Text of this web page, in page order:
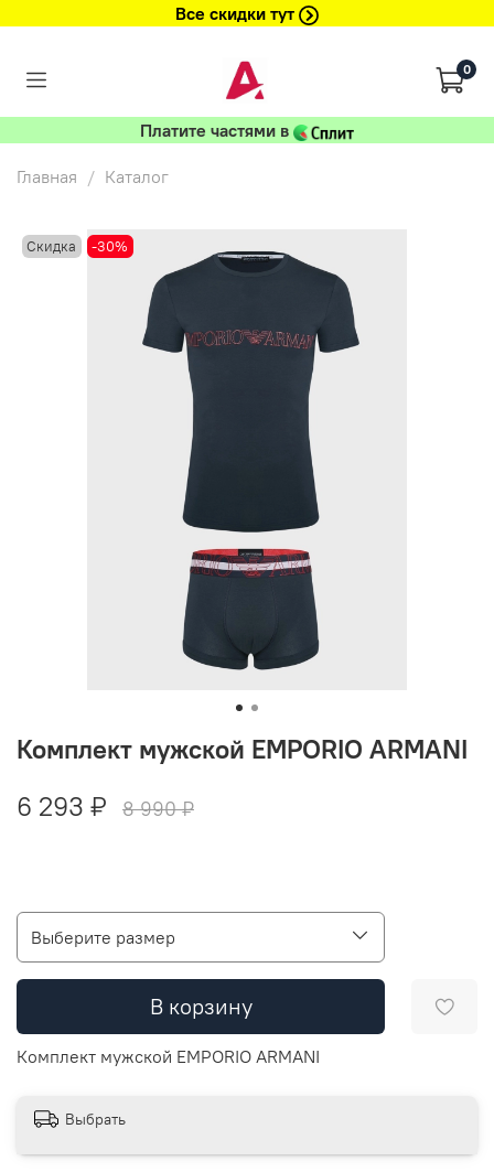
Все скидки тут
0
Платите частями в
Главная Каталог
Скидка -30%
Комплект мужской EMPORIO ARMANI
6 293 ₽
8 990 ₽
Выберите размер
В корзину
Комплект мужской EMPORIO ARMANI
Выбрать